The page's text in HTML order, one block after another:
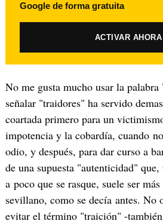
Google de forma gratuita
ACTIVAR
No me gusta mucho usar la
señalar "traidores" ha servido
coartada primero para un
impotencia y la cobardía, cuando
odio, y después, para dar curso a
de una supuesta "autenticidad"
a poco que se rasque, suele ser
sevillano, como se decía antes. No
evitar el término "traición" -